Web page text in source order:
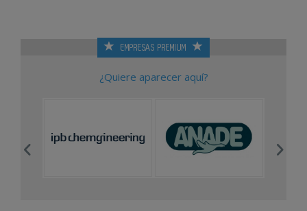
EMPRESAS PREMIUM
¿Quiere aparecer aquí?